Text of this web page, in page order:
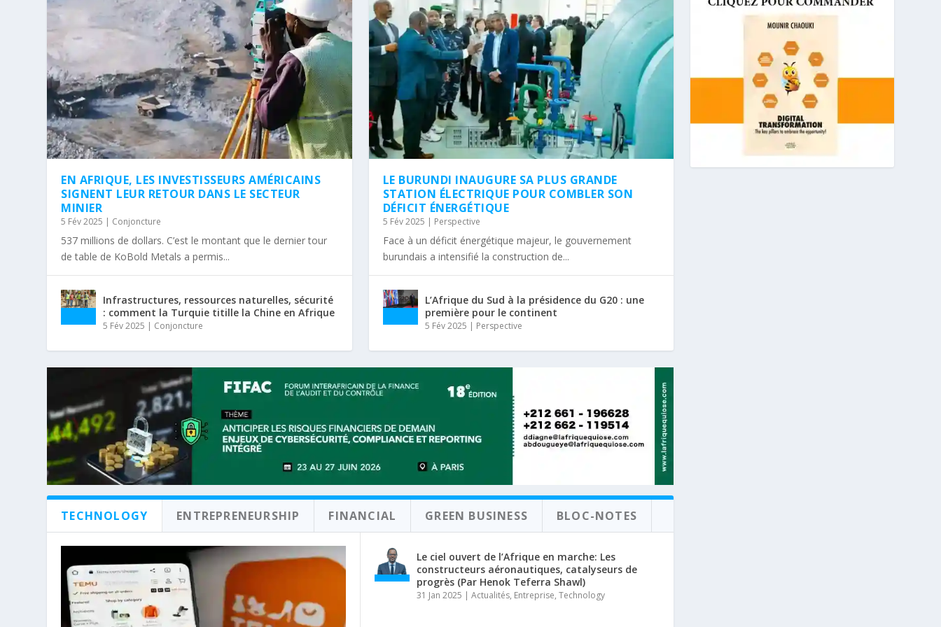
EN AFRIQUE, LES INVESTISSEURS AMÉRICAINS
SIGNENT LEUR RETOUR DANS LE SECTEUR
MINIER
5 Fév 2025 | Conjoncture
537 millions de dollars. C’est le montant que le dernier tour
de table de KoBold Metals a permis...
Infrastructures, ressources naturelles, sécurité
: comment la Turquie titille la Chine en Afrique
5 Fév 2025 | Conjoncture
LE BURUNDI INAUGURE SA PLUS GRANDE
STATION ÉLECTRIQUE POUR COMBLER SON
DÉFICIT ÉNERGÉTIQUE
5 Fév 2025 | Perspective
Face à un déficit énergétique majeur, le gouvernement
burundais a intensifié la construction de...
L’Afrique du Sud à la présidence du G20 : une
première pour le continent
5 Fév 2025 | Perspective
TECHNOLOGY ENTREPRENEURSHIP FINANCIAL GREEN BUSINESS BLOC-NOTES
Le ciel ouvert de l’Afrique en marche: Les
constructeurs aéronautiques, catalyseurs de
progrès (Par Henok Teferra Shawl)
31 Jan 2025 | Actualités, Entreprise, Technology